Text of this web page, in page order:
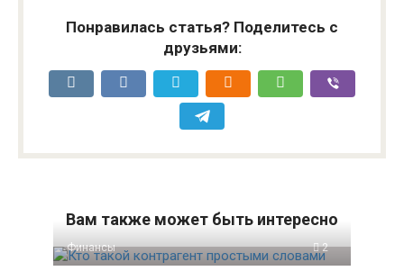
Понравилась статья? Поделитесь с
друзьями:
Вам также может быть интересно
Финансы 2